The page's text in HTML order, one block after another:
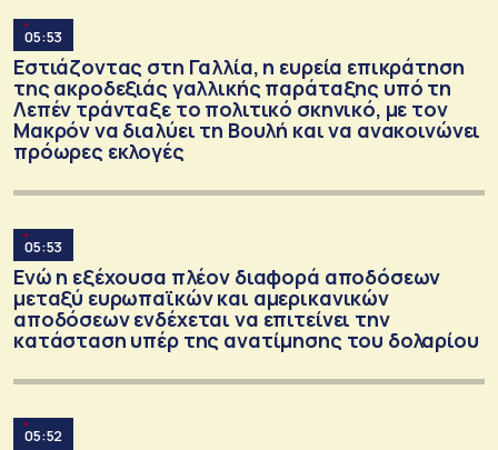
05:53
Εστιάζοντας στη Γαλλία, η ευρεία επικράτηση
της ακροδεξιάς γαλλικής παράταξης υπό τη
Λεπέν τράνταξε το πολιτικό σκηνικό, με τον
Μακρόν να διαλύει τη Βουλή και να ανακοινώνει
πρόωρες εκλογές
05:53
Ενώ η εξέχουσα πλέον διαφορά αποδόσεων
μεταξύ ευρωπαϊκών και αμερικανικών
αποδόσεων ενδέχεται να επιτείνει την
κατάσταση υπέρ της ανατίμησης του δολαρίου
05:52